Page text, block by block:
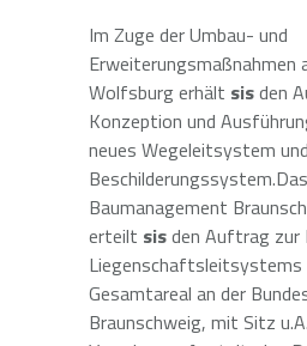
Im Zuge der Umbau- und
Erweiterungsmaßnahmen
Wolfsburg erhält sisden
Konzeption und
neues Wegeleitsystem und
Baumanagement
erteilt sisden Auftrag zur
Liegenschaftsleitsystems
Gesamtareal an der
Braunschweig, mit Sitz